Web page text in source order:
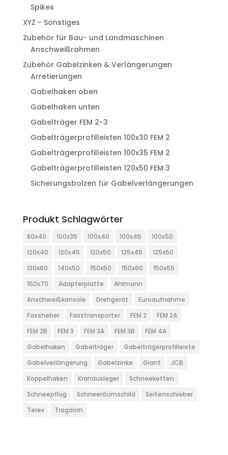
Spikes
XYZ - Sonstiges
Zubehör für Bau- und Landmaschinen
Anschweißrahmen
Zubehör Gabelzinken & Verlängerungen
Arretierungen
Gabelhaken oben
Gabelhaken unten
Gabelträger FEM 2-3
Gabelträgerprofilleisten 100x30 FEM 2
Gabelträgerprofilleisten 100x35 FEM 2
Gabelträgerprofilleisten 120x50 FEM 3
Sicherungsbolzen für Gabelverlängerungen
Produkt Schlagwörter
80x40 100x35 100x40 100x45
100x50
120x40
120x45 120x50 125x45
125x50
130x60
140x50 150x50 150x60
150x65
150x70
Adapterplatte
Ahlmann
Anschweißkonsole
Drehgerät
Euroaufnahme
Fassheber
Fasstransporter FEM 2
FEM 2A
FEM 2B
FEM 3 FEM 3A FEM 3B
FEM 4A
Gabelhaken
Gabelträger
Gabelträgerprofilleiste
Gabelverlängerung
Gabelzinke Giant
JCB
Koppelhaken
Kranausleger
Schneeketten
Schneepflug
Schneeräumschild
Seitenschieber
Terex
Tragdorn